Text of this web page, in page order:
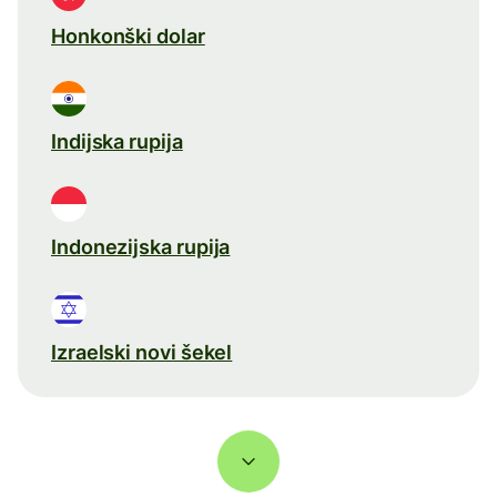
Honkonški dolar
Indijska rupija
Indonezijska rupija
Izraelski novi šekel